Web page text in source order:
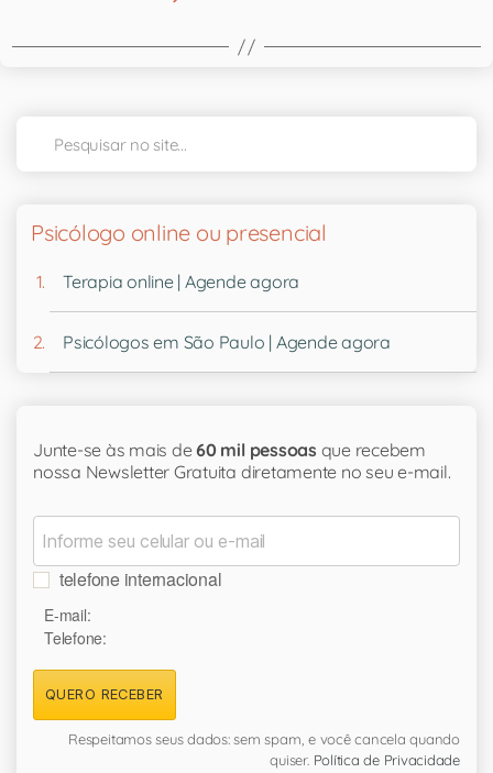
Psicólogo online ou presencial
Terapia online | Agende agora
Psicólogos em São Paulo | Agende agora
Junte-se às mais de60 mil pessoas que recebem
nossa Newsletter Gratuita diretamente no seu e-mail.
telefone internacional
E-mail:
Telefone:
QUERO RECEBER
Respeitamos seus dados: sem spam, e você cancela quando
quiser. Política de Privacidade